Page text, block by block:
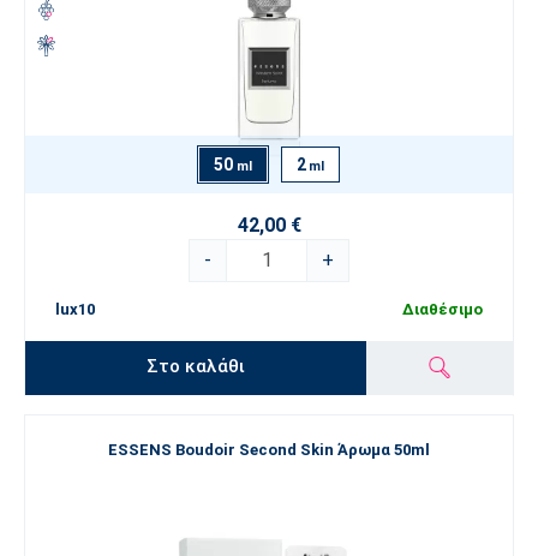
50 ml 2 ml
42,00 €
-
+
lux10 Διαθέσιμο
Στο καλάθι
ESSENS Boudoir Second Skin Άρωμα 50ml